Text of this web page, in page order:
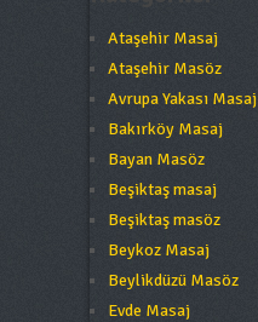
Ataşehir Masaj
Ataşehir Masöz
Avrupa Yakası Masaj
Bakırköy Masaj
Bayan Masöz
Beşiktaş masaj
Beşiktaş masöz
Beykoz Masaj
Beylikdüzü Masöz
Evde Masaj